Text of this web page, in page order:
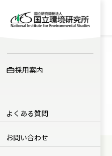
採用案内
よくある質問
お問い合わせ